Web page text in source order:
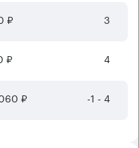
₽ 3
₽ 4
₽ -1 - 4